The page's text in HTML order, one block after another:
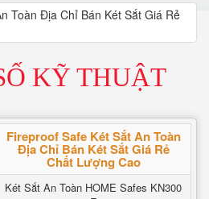
KỸ THUẬT
Fireproof Safe Két Sắt An Toàn
Địa Chỉ Bán Két Sắt Giá Rẻ
Chất Lượng Cao
Két Sắt An Toàn HOME Safes KN300